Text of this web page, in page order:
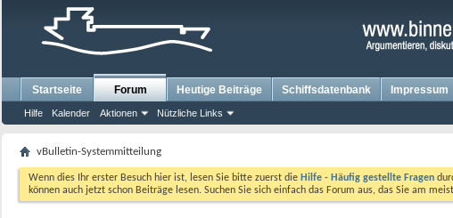
Startseite Forum
Hilfe Kalender Aktionen Nützliche Links
Heutige Beiträge Schiffsdatenbank Impressum
vBulletin-Systemmitteilung
Wenn dies Ihr erster Besuch hier ist, lesen Sie bitte zuerst die Hilfe - Häufig gestellte Fragen
können auch jetzt schon Beiträge lesen. Suchen Sie sich einfach das Forum aus, das Sie am